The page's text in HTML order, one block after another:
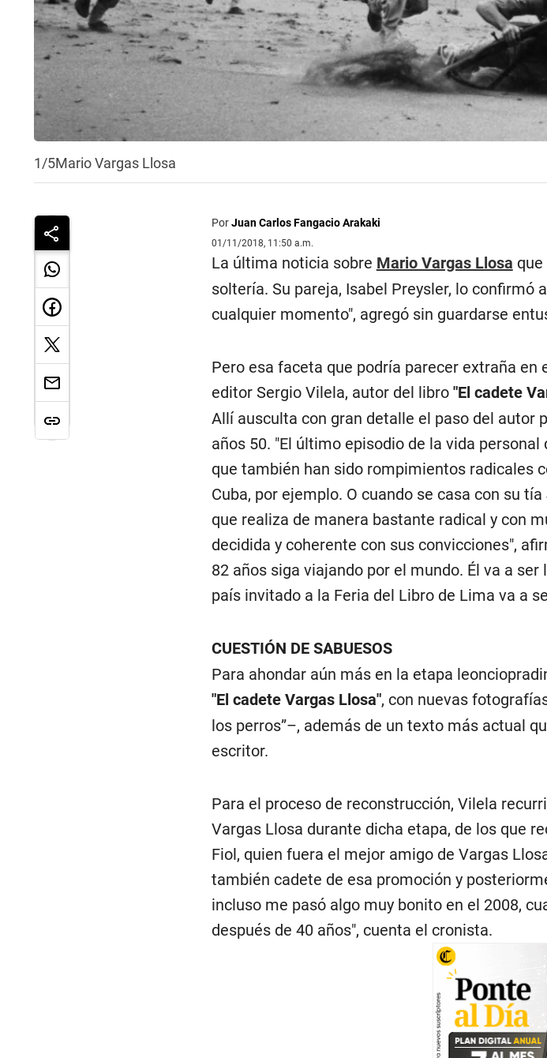
1/5Mario Vargas Llosa
PorJuan Carlos Fangacio Arakaki
01/11/2018, 11:50 a.m.
La última noticia sobre Mario Vargas Llosa
soltería. Su pareja, Isabel Preysler, lo confirmó
cualquier momento", agregó sin guardarse
Pero esa faceta que podría parecer extraña
editor Sergio Vilela, autor del libro "El cadete
Allí ausculta con gran detalle el paso del autor
años 50. "El último episodio de la vida
que también han sido rompimientos radicales
Cuba, por ejemplo. O cuando se casa con su
que realiza de manera bastante radical y con
decidida y coherente con sus convicciones",
82 años siga viajando por el mundo. Él va a
país invitado a la Feria del Libro de Lima va a
CUESTIÓN DE SABUESOS
Para ahondar aún más en la etapa
"El cadete Vargas Llosa", con nuevas
los perros”–, además de un texto más actual
escritor.
Para el proceso de reconstrucción, Vilela
Vargas Llosa durante dicha etapa, de los que
Fiol, quien fuera el mejor amigo de Vargas
también cadete de esa promoción y
incluso me pasó algo muy bonito en el 2008,
después de 40 años", cuenta el cronista.